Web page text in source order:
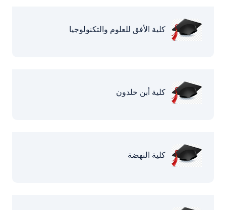
كلية الأفق للعلوم والتكنولوجيا
كلية أبن خلدون
كلية النهضة